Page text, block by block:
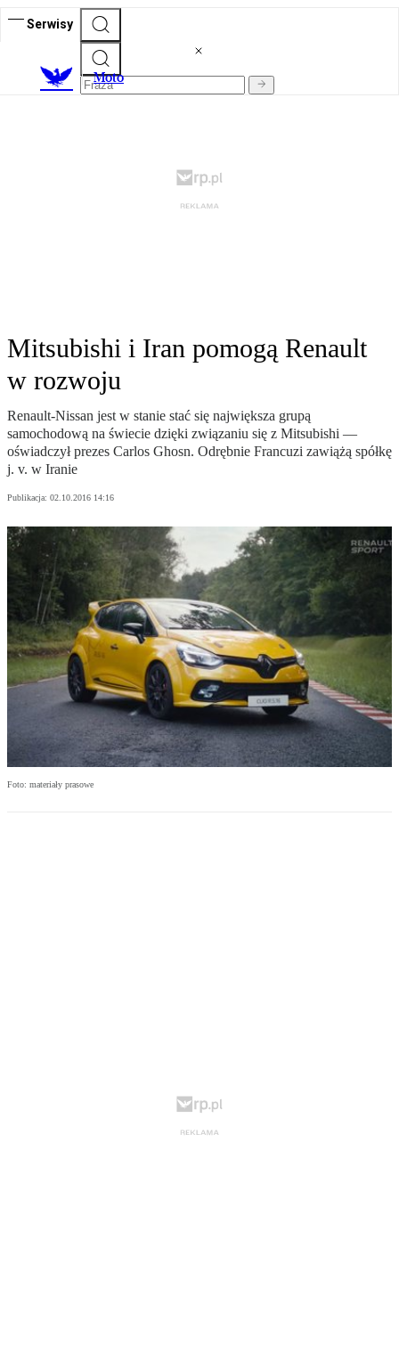
Serwisy
Moto
Mitsubishi i Iran pomogą Renault
w rozwoju
Renault-Nissan jest w stanie stać się największa grupą
samochodową na świecie dzięki związaniu się z Mitsubishi —
oświadczył prezes Carlos Ghosn. Odrębnie Francuzi zawiążą spółkę
j. v. w Iranie
Publikacja: 02.10.2016 14:16
Foto: materiały prasowe